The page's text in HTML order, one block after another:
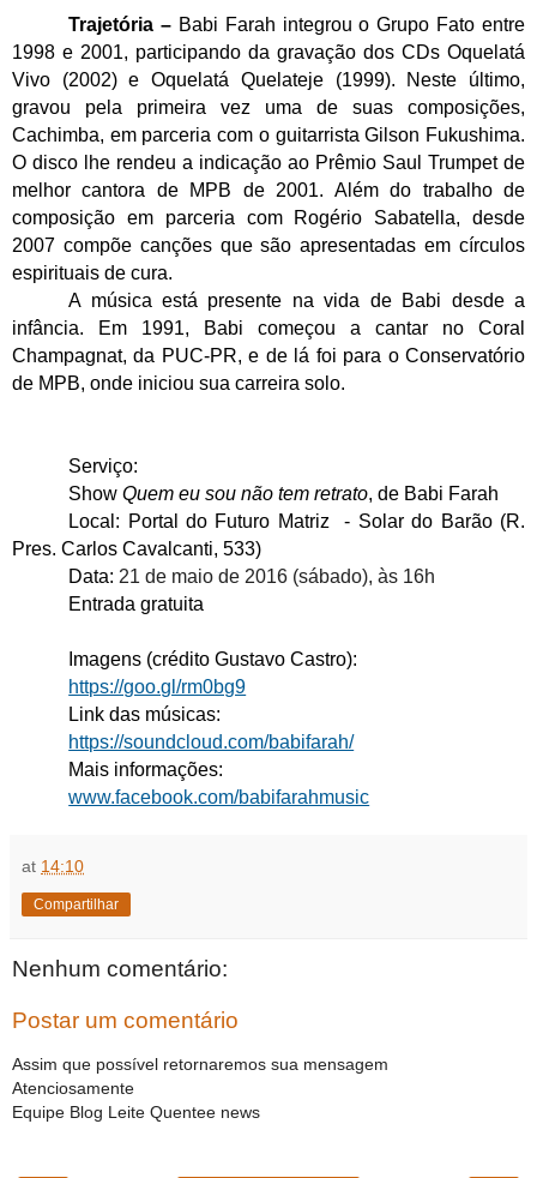
Trajetória – Babi Farah integrou o Grupo Fato entre
1998 e 2001, participando da gravação dos CDs Oquelatá
Vivo (2002) e Oquelatá Quelateje (1999). Neste último,
gravou pela primeira vez uma de suas composições,
Cachimba, em parceria com o guitarrista Gilson Fukushima.
O disco lhe rendeu a indicação ao Prêmio Saul Trumpet de
melhor cantora de MPB de 2001. Além do trabalho de
composição em parceria com Rogério Sabatella, desde
2007 compõe canções que são apresentadas em círculos
espirituais de cura.
A música está presente na vida deBabi desde a
infância. Em 1991, Babi começou a cantar no Coral
Champagnat, da PUC-PR, e de lá foi para o Conservatório
de MPB, onde iniciou sua carreira solo.
Serviço:
Show Quem eu sou não tem retrato, de Babi Farah
Local: Portal do Futuro Matriz - Solar do Barão (R.
Pres. Carlos Cavalcanti, 533)
Data: 21 de maio de 2016 (sábado), às 16h
Entrada gratuita
Imagens (crédito Gustavo Castro):
https://goo.gl/rm0bg9
Link das músicas:
https://soundcloud.com/babifarah/
Mais informações:
www.facebook.com/babifarahmusic
at 14:10
Compartilhar
Nenhum comentário:
Postar um comentário
Assim que possível retornaremos sua mensagem
Atenciosamente
Equipe Blog Leite Quentee news